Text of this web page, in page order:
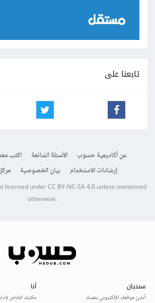
تابعنا على
عن أكاديمية حسوب الأسئلة الشائعة اكتب معنا
إرشادات الاستخدام
بيان الخصوصية
licensed underCC BY-NC-SA 4.0unless mentioned
otherwise.